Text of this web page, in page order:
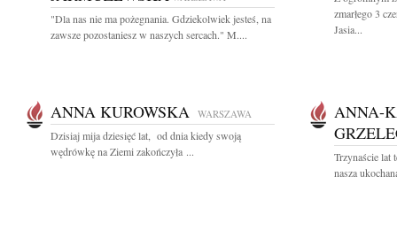
"Dla nas nie ma pożegnania. Gdziekolwiek jesteś, na
zawsze pozostaniesz w naszych sercach." M....
zmarłego 3
Jasia...
ANNA KUROWSKA WARSZAWA
Dzisiaj mija dziesięć lat, od dnia kiedy swoją
wędrówkę na Ziemi zakończyła ...
ANNA-
Trzynaście lat
nasza